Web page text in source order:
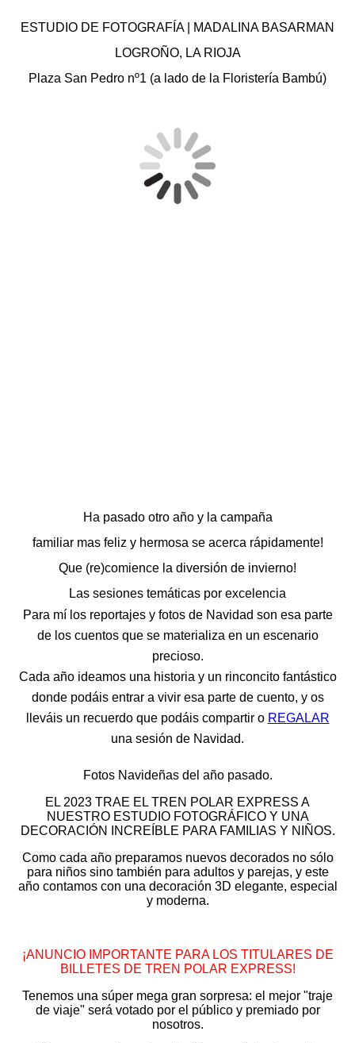
ESTUDIO DE FOTOGRAFÍA | MADALINA BASARMAN
LOGROÑO, LA RIOJA
Plaza San Pedro nº1 (a lado de la Floristería Bambú)
Ha pasado otro año y la campaña
familiar mas feliz y hermosa se acerca rápidamente!
Que (re)comience la diversión de invierno!
Las sesiones temáticas por excelencia
Para mí los reportajes y fotos de Navidad son esa parte
de los cuentos que se materializa en un escenario
precioso.
Cada año ideamos una historia y un rinconcito fantástico
donde podáis entrar a vivir esa parte de cuento, y os
lleváis un recuerdo que podáis compartir o REGALAR
una sesión de Navidad.
Fotos Navideñas del año pasado.
EL 2023 TRAE EL TREN POLAR EXPRESS A
NUESTRO ESTUDIO FOTOGRÁFICO Y UNA
DECORACIÓN INCREÍBLE PARA FAMILIAS Y NIÑOS.
Como cada año preparamos nuevos decorados no sólo
para niños sino también para adultos y parejas, y este
año contamos con una decoración 3D elegante, especial
y moderna.
¡ANUNCIO IMPORTANTE PARA LOS TITULARES DE
BILLETES DE TREN POLAR EXPRESS!
Tenemos una súper mega gran sorpresa: el mejor "traje
de viaje" será votado por el público y premiado por
nosotros.